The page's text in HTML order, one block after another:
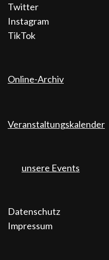
Twitter
Instagram
TikTok
Online-Archiv
Veranstaltungskalender
unsere Events
Datenschutz
Impressum